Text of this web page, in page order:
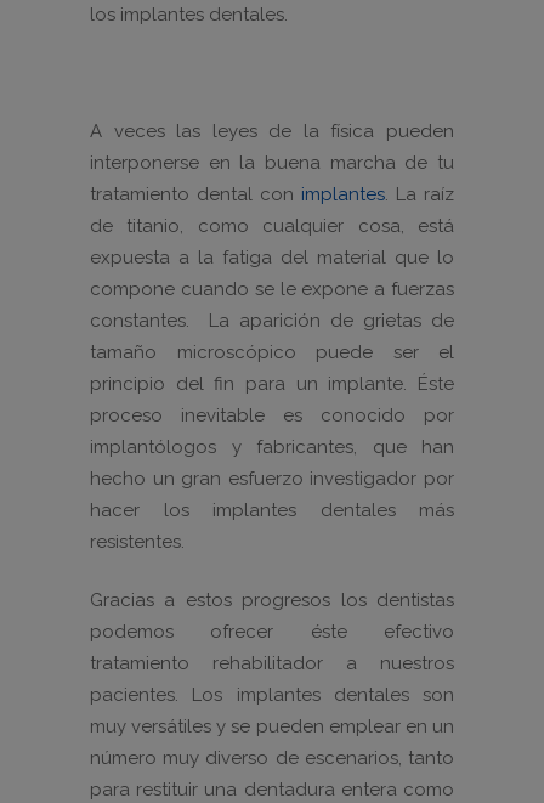
los implantes dentales.
A veces las leyes de la física pueden
interponerse en la buena marcha de tu
tratamiento dental con implantes. La raíz
de titanio, como cualquier cosa, está
expuesta a la fatiga del material que lo
compone cuando se le expone a fuerzas
constantes. La aparición de grietas de
tamaño microscópico puede ser el
principio del fin para un implante. Éste
proceso inevitable es conocido por
implantólogos y fabricantes, que han
hecho un gran esfuerzo investigador por
hacer los implantes dentales más
resistentes.
Gracias a estos progresos los dentistas
podemos ofrecer éste efectivo
tratamiento rehabilitador a nuestros
pacientes. Los implantes dentales son
muy versátiles y se pueden emplear en un
número muy diverso de escenarios, tanto
para restituir una dentadura entera como